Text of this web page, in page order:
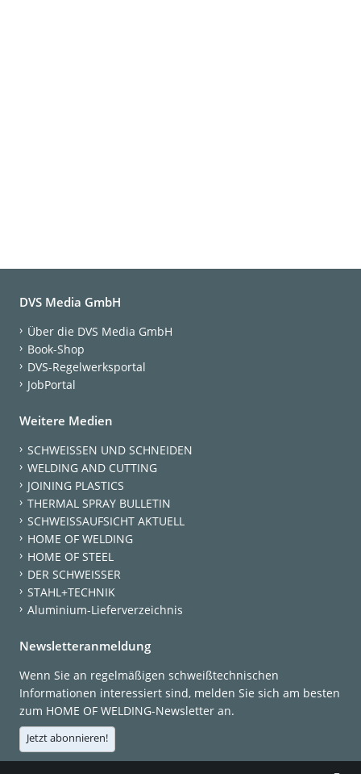
DVS Media GmbH
Über die DVS Media GmbH
Book-Shop
DVS-Regelwerksportal
JobPortal
Weitere Medien
SCHWEISSEN UND SCHNEIDEN
WELDING AND CUTTING
JOINING PLASTICS
THERMAL SPRAY BULLETIN
SCHWEISSAUFSICHT AKTUELL
HOME OF WELDING
HOME OF STEEL
DER SCHWEISSER
STAHL+TECHNIK
Aluminium-Lieferverzeichnis
Newsletteranmeldung
Wenn Sie an regelmäßigen schweißtechnischen
Informationen interessiert sind, melden Sie sich am besten
zum HOME OF WELDING-Newsletter an.
Jetzt abonnieren!